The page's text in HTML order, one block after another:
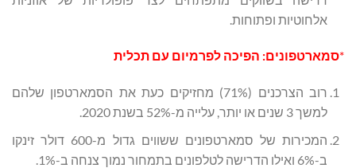
אלחוטיות ופתוחות.
*סמארטפונים: הפיכה לפרמיום עם תכלית
רוב הצרכנים (71%) מחזיקים כעת את הסמארטפון שלהם
למשך 3 שנים או יותר, עלייה מ-52% בשנת 2020.
המכירות של סמארטפונים ששווים גדול מ-600 דולר זינקו
ב-6% ואילו הדרישה לטלפונים בתמחור נמוך צנחה ב-1%.